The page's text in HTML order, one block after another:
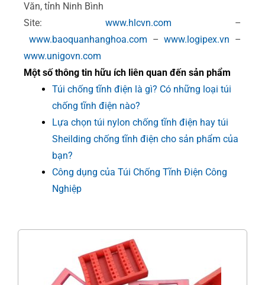
Văn, tỉnh Ninh Bình
Site: www.hlcvn.com –
www.baoquanhanghoa.com –www.logipex.vn –
www.unigovn.com
Một số thông tin hữu ích liên quan đến sản phẩm
Túi chống tĩnh điện là gì? Có những loại túi
chống tĩnh điện nào?
Lựa chọn túi nylon chống tĩnh điện hay túi
Sheilding chống tĩnh điện cho sản phẩm của
bạn?
Công dụng của Túi Chống Tĩnh Điện Công
Nghiệp